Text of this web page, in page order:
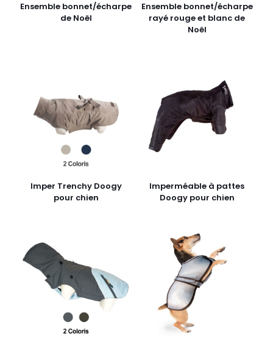
Ensemble bonnet/écharpe
de Noël
Ensemble bonnet/écharpe
rayé rouge et blanc de
Noël
Imper Trenchy Doogy
pour chien
Imperméable à pattes
Doogy pour chien